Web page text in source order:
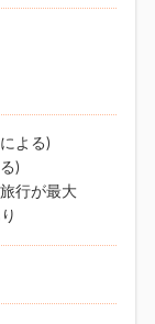
よる)
)
行が最大